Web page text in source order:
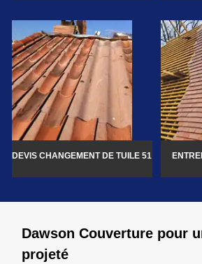
DEVIS CHANGEMENT DE TUILE 51
Dawson Couverture pour
projeté